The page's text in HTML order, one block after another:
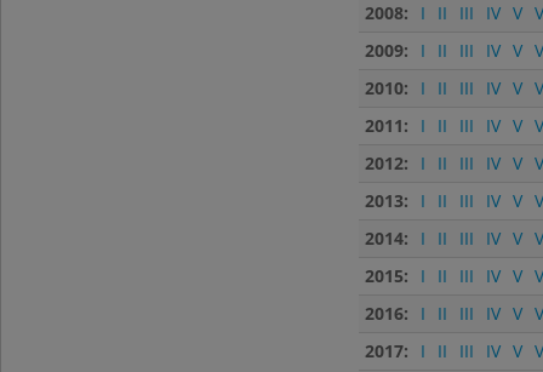
2008:
I II III IV V
2009:
I II III IV V
2010:
I II III IV V
2011:
I II III IV V
2012:
I II III IV V
2013:
I II III IV V
2014:
I II III IV V
2015:
I II III IV V
2016:
I II III IV V
2017:
I II III IV V